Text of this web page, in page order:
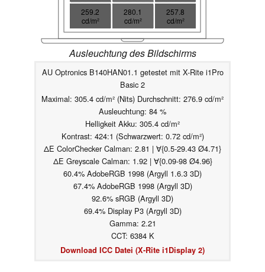
259.2
cd/m²
280.1
cd/m²
257.8
cd/m²
Ausleuchtung des Bildschirms
AU Optronics B140HAN01.1 getestet mit X-Rite i1Pro
Basic 2
Maximal: 305.4 cd/m² (Nits) Durchschnitt: 276.9 cd/m²
Ausleuchtung: 84 %
Helligkeit Akku: 305.4 cd/m²
Kontrast: 424:1 (Schwarzwert: 0.72 cd/m²)
ΔE ColorChecker Calman: 2.81 | ∀{0.5-29.43 Ø4.71}
ΔE Greyscale Calman: 1.92 | ∀{0.09-98 Ø4.96}
60.4% AdobeRGB 1998 (Argyll 1.6.3 3D)
67.4% AdobeRGB 1998 (Argyll 3D)
92.6% sRGB (Argyll 3D)
69.4% Display P3 (Argyll 3D)
Gamma: 2.21
CCT: 6384 K
Download ICC Datei (X-Rite i1Display 2)